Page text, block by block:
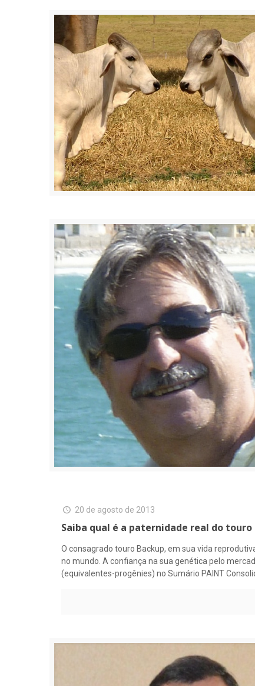
20 de agosto de 2013
Saiba qual é a paternidade real do
O consagrado touro Backup, em sua vida
no mundo. A confiança na sua genética pelo
(equivalentes-progênies) no Sumário PAINT